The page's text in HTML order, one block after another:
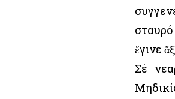
ἔγινε
Σέ